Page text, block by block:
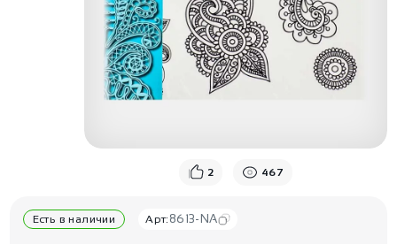
2 467
Есть в наличии Арт: 8613-NA